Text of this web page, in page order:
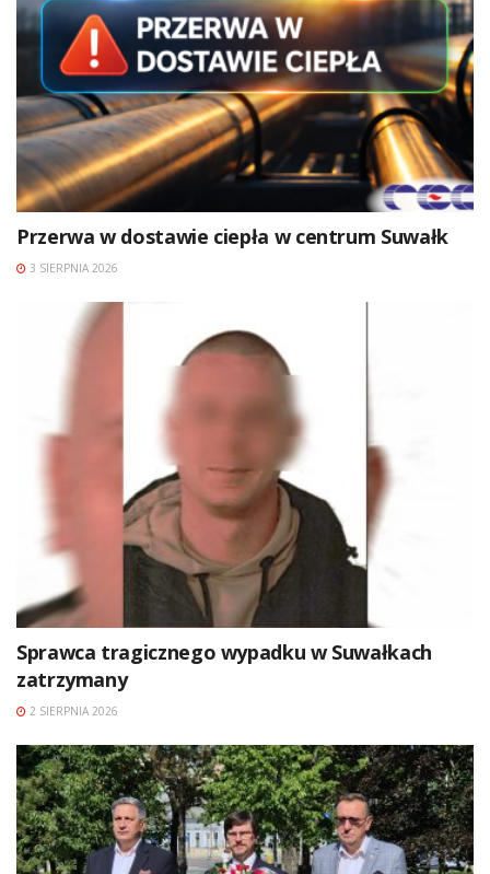
Przerwa w dostawie ciepła w centrum Suwałk
3 SIERPNIA 2026
Sprawca tragicznego wypadku w Suwałkach
zatrzymany
2 SIERPNIA 2026